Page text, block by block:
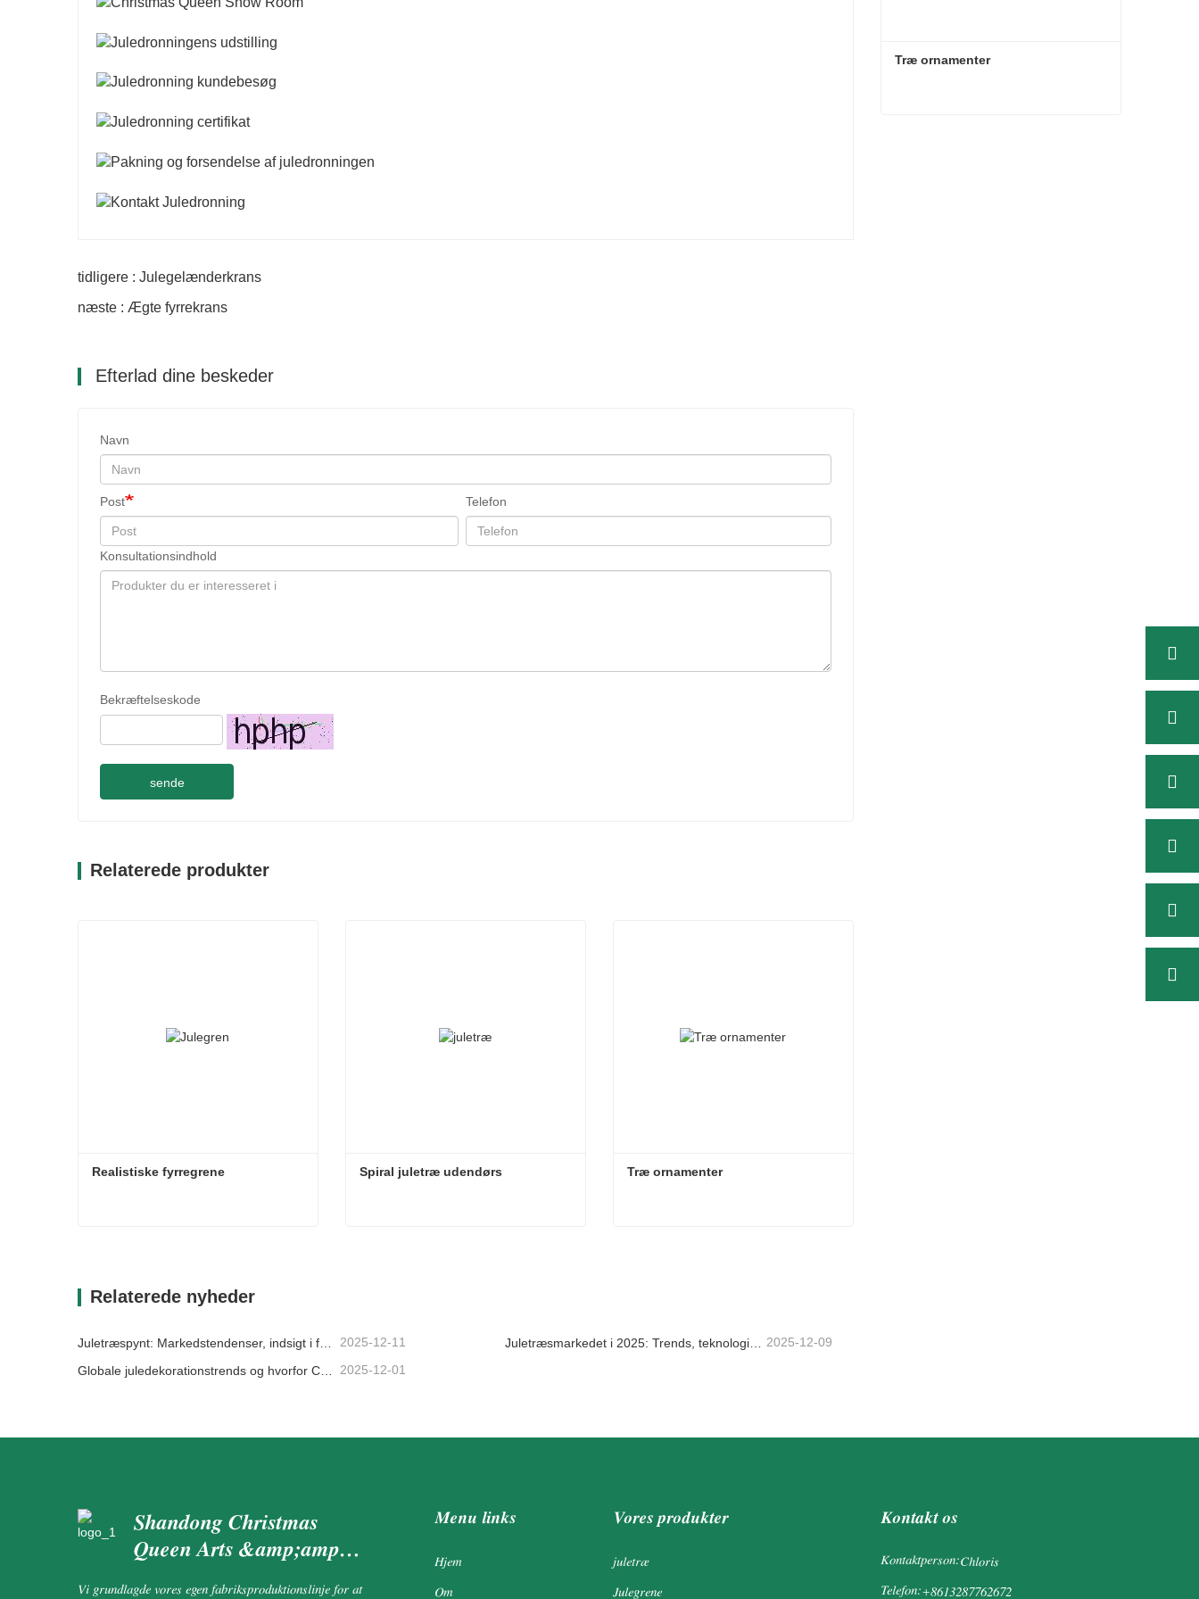
tidligere : Julegelænderkrans
næste : Ægte fyrrekrans
Efterlad dine beskeder
Navn
Post Telefon
Konsultationsindhold
Bekræftelseskode
sende
Relaterede produkter
Realistiske fyrregrene Spiral juletræ udendørs Træ ornamenter
Relaterede nyheder
2025-12-11 Juletræsmarkedet i 2025: Trends, teknologier og indkøbsguide til B2B-købere 2025-12-09
Globale juledekorationstrends og hvorfor Christmas Queen fortsat fører an på markedet 2025-12-01
Træ ornamenter
Shandong Christmas
Queen Arts &amp;amp;
Vi grundlagde vores egen fabriksproduktionslinje for at
Menu links
Hjem
Om
Vores produkter
juletræ
Julegrene
Kontakt os
Kontaktperson:Chloris
Telefon:+8613287762672